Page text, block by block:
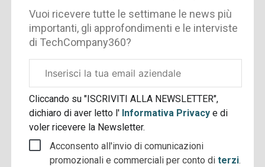
Vuoi ricevere tutte le settimane le news più
importanti, gli approfondimenti e le interviste
di TechCompany360?
aziendale
Cliccando su "ISCRIVITI ALLA NEWSLETTER",
dichiaro di aver letto l' Informativa Privacye di
voler ricevere la Newsletter.
Acconsento all'invio di comunicazioni
promozionali e commerciali per conto diterzi.